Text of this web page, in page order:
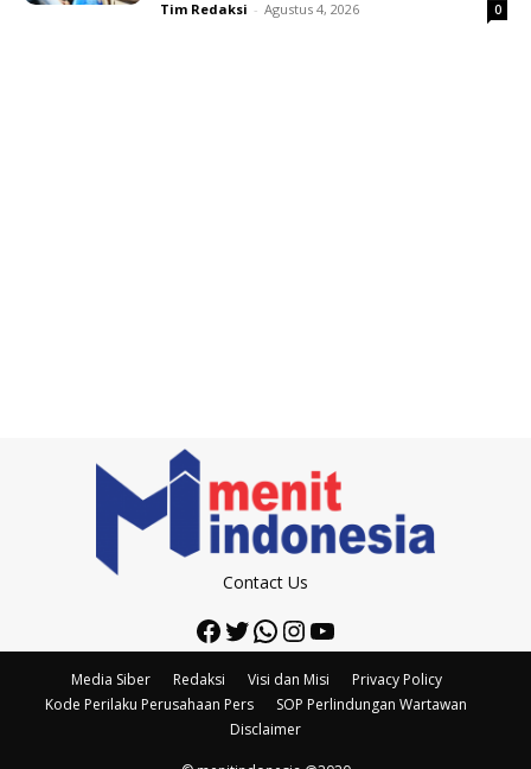
Tim Redaksi - Agustus 4, 2026 0
Contact Us
Facebook
Twitter
WhatsApp
Instagram
YouTube
Media Siber Redaksi Visi dan Misi
Privacy Policy
Kode Perilaku Perusahaan Pers
SOP Perlindungan Wartawan
Disclaimer